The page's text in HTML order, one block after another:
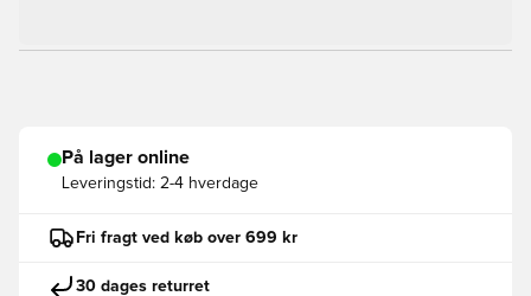
På lager online
Leveringstid: 2-4 hverdage
Fri fragt ved køb over 699 kr
30 dages returret